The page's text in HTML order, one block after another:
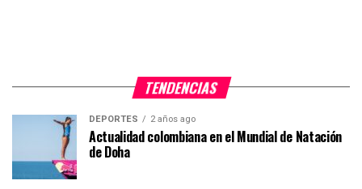
TENDENCIAS
DEPORTES 2 años ago
Actualidad colombiana en el Mundial de Natación
de Doha